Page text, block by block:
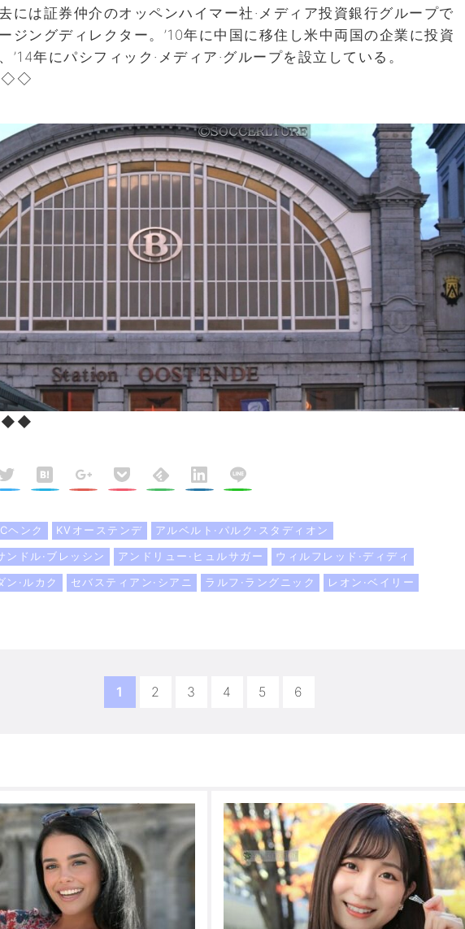
には証券仲介のオッペンハイマー社·メディア投資銀行グループで
ジングディレクター。’10年に中国に移住し米中両国の企業に投資
’14年にパシフィック·メディア·グループを設立している。
ヘンク KVオーステンデ
アルベルト·パルク·スタディオン
ンドル·ブレッシン
アンドリュー·ヒュルサガー
ウィルフレッド·ディディ
ン·ルカク
セバスティアン·シアニ ラルフ·ラングニック レオン·ベイリー
1 2 3 4 5 6